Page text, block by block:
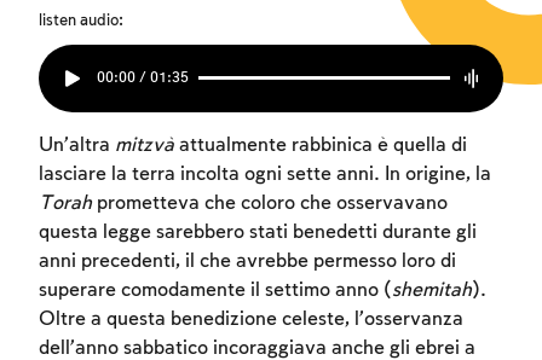
listen audio:
00:00 / 01:35
Un’altra mitzvà attualmente rabbinica è quella di
lasciare la terra incolta ogni sette anni. In origine, la
Torah prometteva che coloro che osservavano
questa legge sarebbero stati benedetti durante gli
anni precedenti, il che avrebbe permesso loro di
superare comodamente il settimo anno (shemitah).
Oltre a questa benedizione celeste, l’osservanza
dell’anno sabbatico incoraggiava anche gli ebrei a